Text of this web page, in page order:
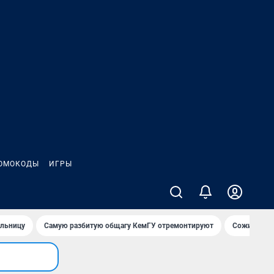
ИГРЫ
Самую разбитую общагу КемГУ отремонтируют